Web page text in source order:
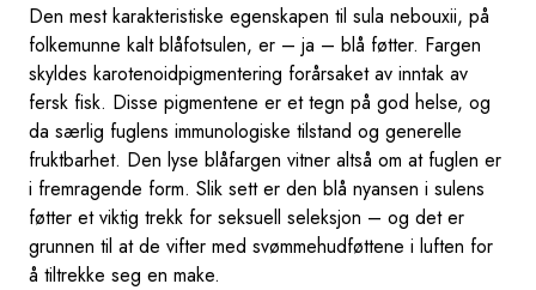
Den mest karakteristiske egenskapen til sula nebouxii, på
folkemunne kalt blåfotsulen, er – ja – blå føtter. Fargen
skyldes karotenoidpigmentering forårsaket av inntak av
fersk fisk. Disse pigmentene er et tegn på god helse, og
da særlig fuglens immunologiske tilstand og generelle
fruktbarhet. Den lyse blåfargen vitner altså om at fuglen er
i fremragende form. Slik sett er den blå nyansen i sulens
føtter et viktig trekk for seksuell seleksjon – og det er
grunnen til at de vifter med svømmehudføttene i luften for
å tiltrekke seg en make.